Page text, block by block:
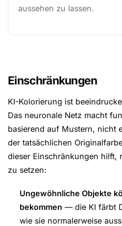
aussehen zu lassen.
Einschränkungen
KI-Kolorierung ist
Das neuronale Netz macht
basierend auf Mustern, nicht
der tatsächlichen
dieser Einschränkungen hilft,
zu setzen:
Ungewöhnliche Objekte
bekommen — die KI färbt
wie sie normalerweise